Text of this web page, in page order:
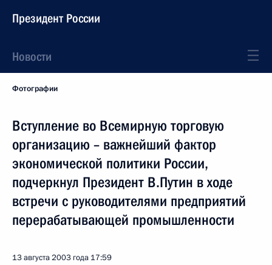
Президент России
Новости
Фотографии
Вступление во Всемирную торговую
организацию – важнейший фактор
экономической политики России,
подчеркнул Президент В.Путин в ходе
встречи с руководителями предприятий
перерабатывающей промышленности
13 августа 2003 года 17:59